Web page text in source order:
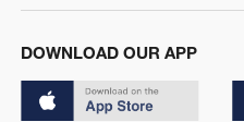
DOWNLOAD OUR APP